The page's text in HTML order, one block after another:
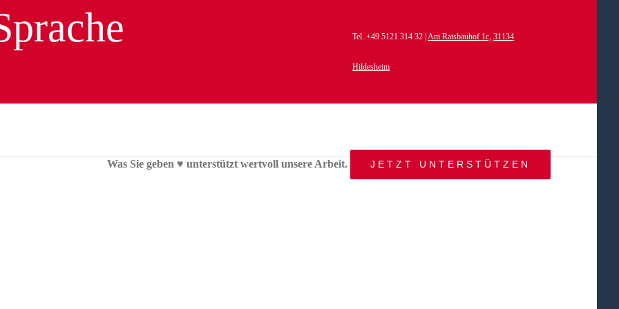
Tel. +49 5121 314 32 |Am Ratsbauhof 1c, 31134
Hildesheim
Was Sie geben ♥︎ unterstützt wertvoll unsere Arbeit. JETZT UNTERSTÜTZENSTART